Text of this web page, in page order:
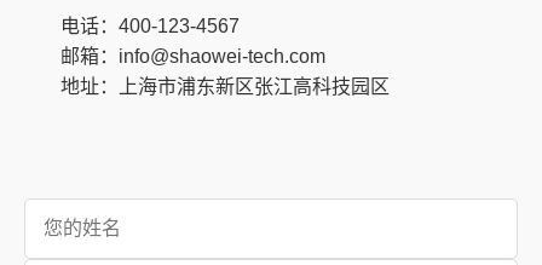
电话：400-123-4567
邮箱：info@shaowei-tech.com
地址：上海市浦东新区张江高科技园区